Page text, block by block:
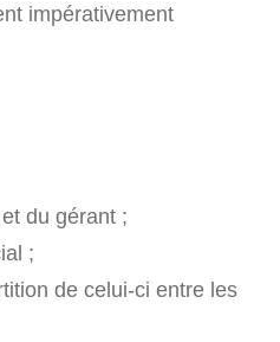
impérativement
du gérant ;
;
de celui-ci entre les